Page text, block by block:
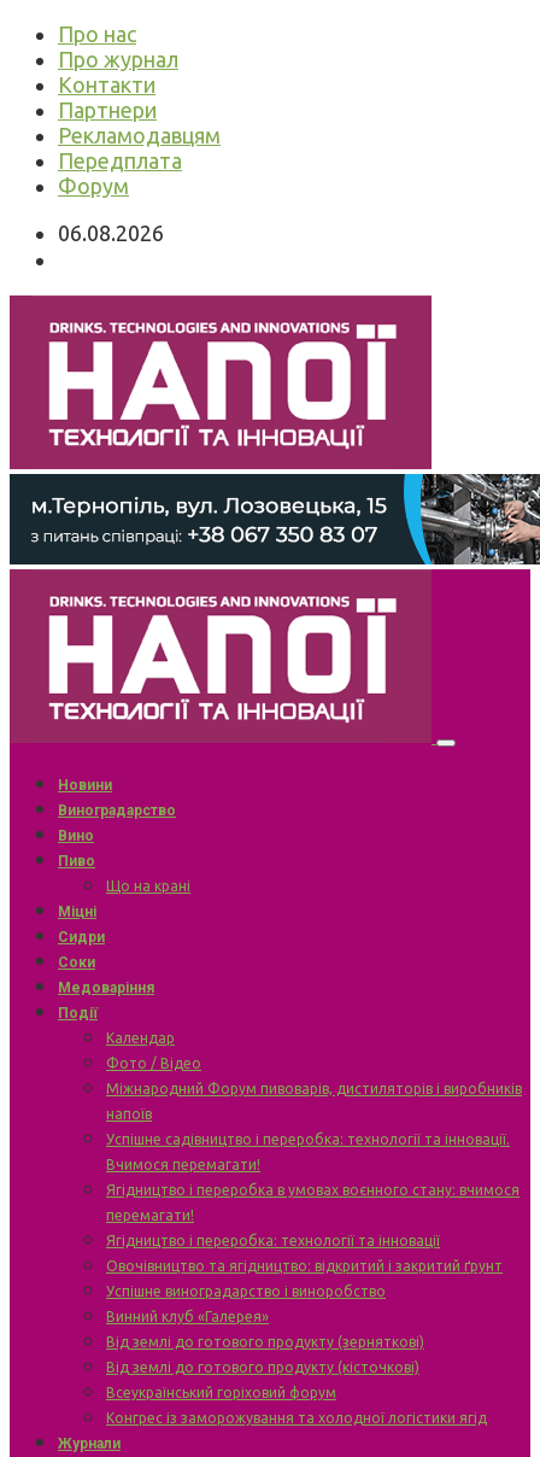
Про нас
Про журнал
Контакти
Партнери
Рекламодавцям
Передплата
Форум
06.08.2026
Новини
Виноградарство
Вино
Пиво
Що на крані
Міцні
Сидри
Соки
Медоваріння
Події
Календар
Фото / Відео
Міжнародний Форум пивоварів, дистиляторів і виробників
напоїв
Успішне садівництво і переробка: технології та інновації.
Вчимося перемагати!
Ягідництво і переробка в умовах воєнного стану: вчимося
перемагати!
Ягідництво і переробка: технології та інновації
Овочівництво та ягідництво: відкритий і закритий ґрунт
Успішне виноградарство і виноробство
Винний клуб «Галерея»
Від землі до готового продукту (зерняткові)
Від землі до готового продукту (кісточкові)
Всеукраїнський горіховий форум
Конгрес із заморожування та холодної логістики ягід
Журнали